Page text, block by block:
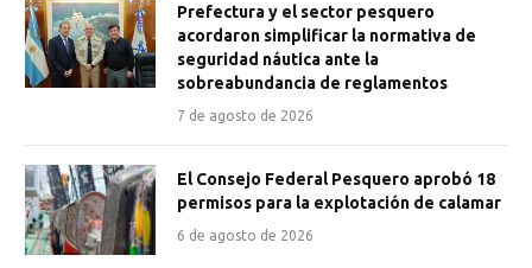
Prefectura y el sector pesquero
acordaron simplificar la normativa de
seguridad náutica ante la
sobreabundancia de reglamentos
7 de agosto de 2026
El Consejo Federal Pesquero aprobó 18
permisos para la explotación de calamar
6 de agosto de 2026